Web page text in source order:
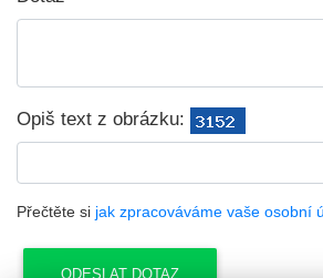
Opiš text z obrázku:
Přečtěte si jak zpracováváme vaše osobní